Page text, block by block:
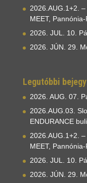
2026.AUG.1+2.
MEET, Pannónia-
2026. JUL. 10.
2026. JÚN. 29.
Legutóbbi
2026. AUG. 07.
2026.AUG.03.
ENDURANCE
2026.AUG.1+2.
MEET, Pannónia-
2026. JUL. 10.
2026. JÚN. 29.